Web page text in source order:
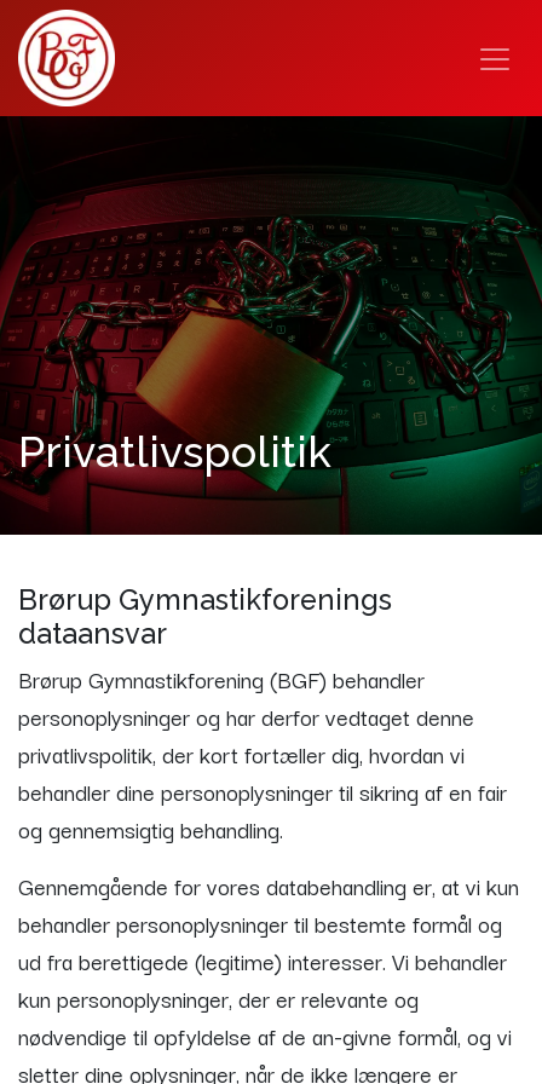
Privatlivspolitik
Brørup Gymnastikforenings
dataansvar
Brørup Gymnastikforening (BGF) behandler
personoplysninger og har derfor vedtaget denne
privatlivspolitik, der kort fortæller dig, hvordan vi
behandler dine personoplysninger til sikring af en fair
og gennemsigtig behandling.
Gennemgående for vores databehandling er, at vi kun
behandler personoplysninger til bestemte formål og
ud fra berettigede (legitime) interesser. Vi behandler
kun personoplysninger, der er relevante og
nødvendige til opfyldelse af de an-givne formål, og vi
sletter dine oplysninger, når de ikke længere er